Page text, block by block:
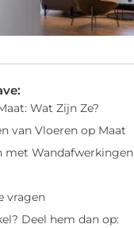
Wat Zijn Ze?
van Vloeren op Maat
met Wandafwerkingen
vragen
Deel hem dan op: